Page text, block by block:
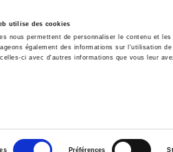
utilise des cookies
nous permettent de personnaliser le contenu et
également des informations sur l'utilisation
ci avec d'autres informations que vous leur
Préférences
Accueil